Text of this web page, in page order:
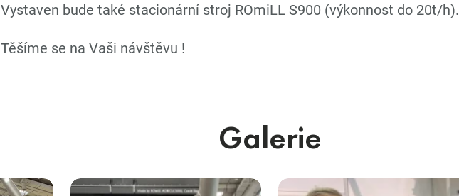
Vystaven bude také stacionární stroj ROmiLL S900 (výkonnost do 20t/h).
Těšíme se na Vaši návštěvu !
Galerie